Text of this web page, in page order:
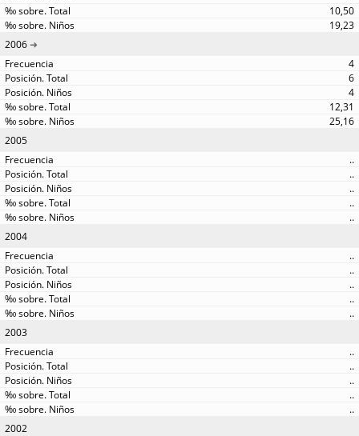
10,50
19,23
2006
4
6
4
12,31
25,16
2005
..
..
..
..
..
2004
..
..
..
..
..
2003
..
..
..
..
..
2002